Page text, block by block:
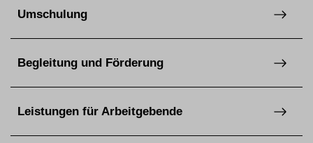
Umschulung
Begleitung und Förderung
Leistungen für Arbeitgebende